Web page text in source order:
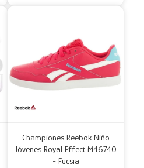
Championes Reebok Niño
Jóvenes Royal Effect M46740
- Fucsia